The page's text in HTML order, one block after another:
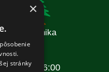
technika
hodiny:
08:00–16:00
×
stránky